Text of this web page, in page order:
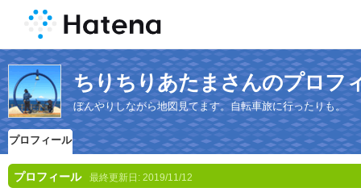
ちりちりあたまさんのプロフ
ぼんやりしながら地図見てます。自転車旅に行ったりも。
プロフィール
プロフィール 最終更新日: 2019/11/12